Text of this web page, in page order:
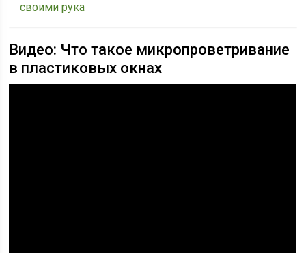
своими рука
Видео: Что такое микропроветривание
в пластиковых окнах